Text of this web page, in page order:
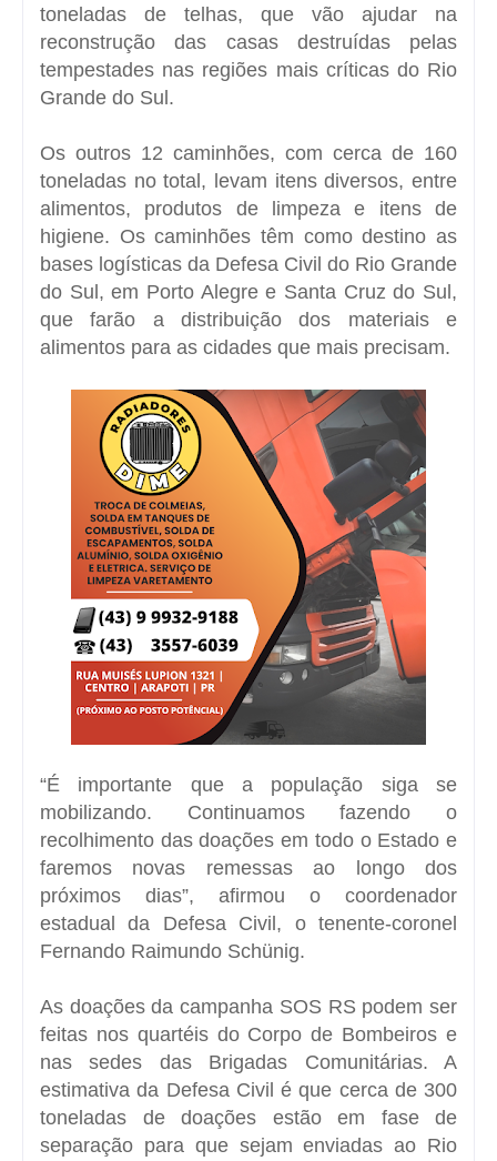
toneladas de telhas, que vão ajudar na
reconstrução das casas destruídas pelas
tempestades nas regiões mais críticas do Rio
Grande do Sul.
Os outros 12 caminhões, com cerca de 160
toneladas no total, levam itens diversos, entre
alimentos, produtos de limpeza e itens de
higiene. Os caminhões têm como destino as
bases logísticas da Defesa Civil do Rio Grande
do Sul, em Porto Alegre e Santa Cruz do Sul,
que farão a distribuição dos materiais e
alimentos para as cidades que mais precisam.
“É importante que a população siga se
mobilizando. Continuamos fazendo o
recolhimento das doações em todo o Estado e
faremos novas remessas ao longo dos
próximos dias”, afirmou o coordenador
estadual da Defesa Civil, o tenente-coronel
Fernando Raimundo Schünig.
As doações da campanha SOS RS podem ser
feitas nos quartéis do Corpo de Bombeiros e
nas sedes das Brigadas Comunitárias. A
estimativa da Defesa Civil é que cerca de 300
toneladas de doações estão em fase de
separação para que sejam enviadas ao Rio